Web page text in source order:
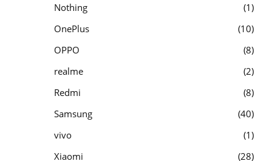
Nothing
1
OnePlus
10
OPPO
8
realme
2
Redmi
8
Samsung
40
vivo
1
Xiaomi
28